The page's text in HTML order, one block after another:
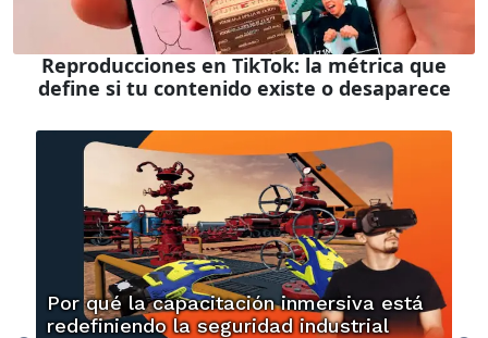
Reproducciones en TikTok: la métrica que
define si tu contenido existe o desaparece
Por qué la capacitación inmersiva está
redefiniendo la seguridad industrial